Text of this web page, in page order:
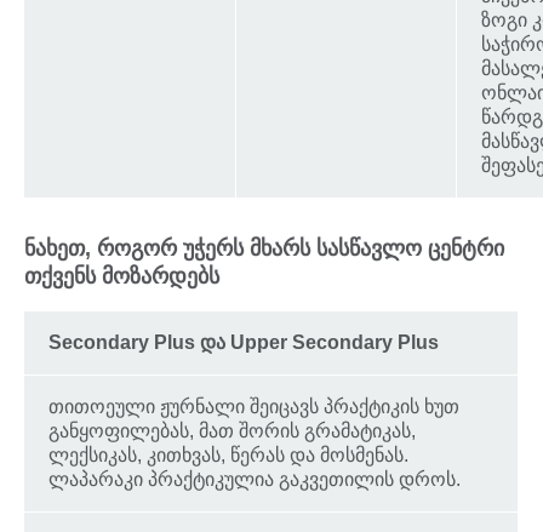
ზოგი
ნახეთ, როგორ უჭერს მხარს სასწავლო ცენტრი
თქვენს მოზარდებს
Secondary Plus და Upper Secondary Plus
თითოეული ჟურნალი შეიცავს პრაქტიკის ხუთ
განყოფილებას, მათ შორის გრამატიკას,
ლექსიკას, კითხვას, წერას და მოსმენას.
ლაპარაკი პრაქტიკულია გაკვეთილის დროს.